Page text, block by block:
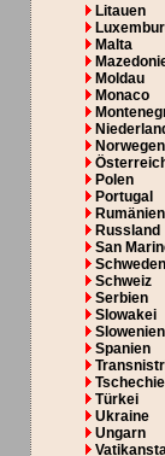
Litauen
Malta
Moldau
Monaco
Norwegen
Polen
Portugal
Rumänien
Russland
San
Schweden
Schweiz
Serbien
Slowakei
Slowenien
Spanien
Türkei
Ukraine
Ungarn